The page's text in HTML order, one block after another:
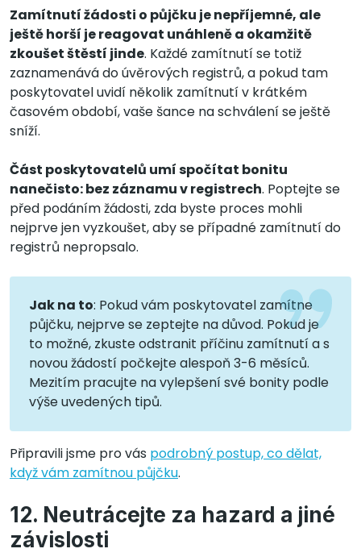
Zamítnutí žádosti o půjčku je nepříjemné, ale
ještě horší je reagovat unáhleně a okamžitě
zkoušet štěstí jinde. Každé zamítnutí se totiž
zaznamenává do úvěrových registrů, a pokud tam
poskytovatel uvidí několik zamítnutí v krátkém
časovém období, vaše šance na schválení se ještě
sníží.
Část poskytovatelů umí spočítat bonitu
nanečisto: bez záznamu v registrech. Poptejte se
před podáním žádosti, zda byste proces mohli
nejprve jen vyzkoušet, aby se případné zamítnutí do
registrů nepropsalo.
Jak na to: Pokud vám poskytovatel zamítne
půjčku, nejprve se zeptejte na důvod. Pokud je
to možné, zkuste odstranit příčinu zamítnutí a s
novou žádostí počkejte alespoň 3-6 měsíců.
Mezitím pracujte na vylepšení své bonity podle
výše uvedených tipů.
Připravili jsme pro vás podrobný postup, co dělat,
když vám zamítnou půjčku.
12. Neutrácejte za hazard a jiné
závislosti